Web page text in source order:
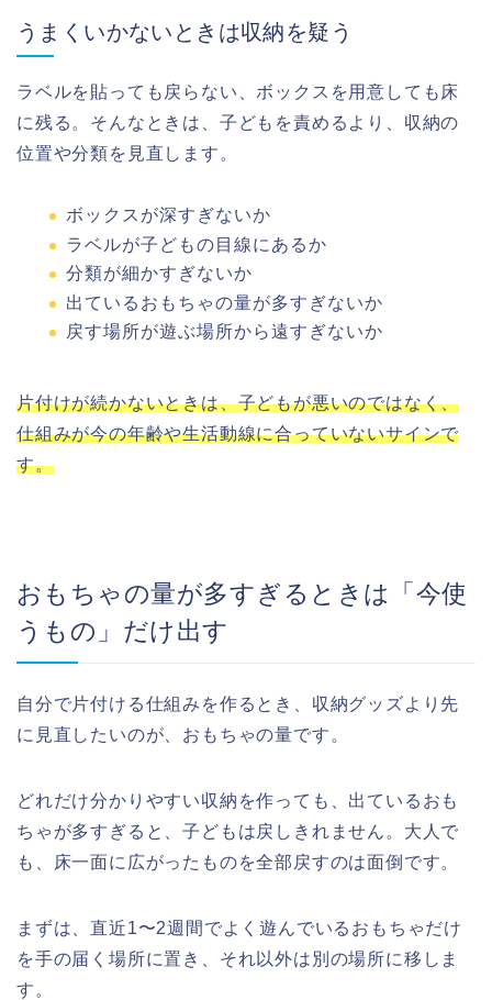
うまくいかないときは収納を疑う
ラベルを貼っても戻らない、ボックスを用意しても床
に残る。そんなときは、子どもを責めるより、収納の
位置や分類を見直します。
ボックスが深すぎないか
ラベルが子どもの目線にあるか
分類が細かすぎないか
出ているおもちゃの量が多すぎないか
戻す場所が遊ぶ場所から遠すぎないか
片付けが続かないときは、子どもが悪いのではなく、
仕組みが今の年齢や生活動線に合っていないサインで
す。
おもちゃの量が多すぎるときは「今使
うもの」だけ出す
自分で片付ける仕組みを作るとき、収納グッズより先
に見直したいのが、おもちゃの量です。
どれだけ分かりやすい収納を作っても、出ているおも
ちゃが多すぎると、子どもは戻しきれません。大人で
も、床一面に広がったものを全部戻すのは面倒です。
まずは、直近1〜2週間でよく遊んでいるおもちゃだけ
を手の届く場所に置き、それ以外は別の場所に移しま
す。